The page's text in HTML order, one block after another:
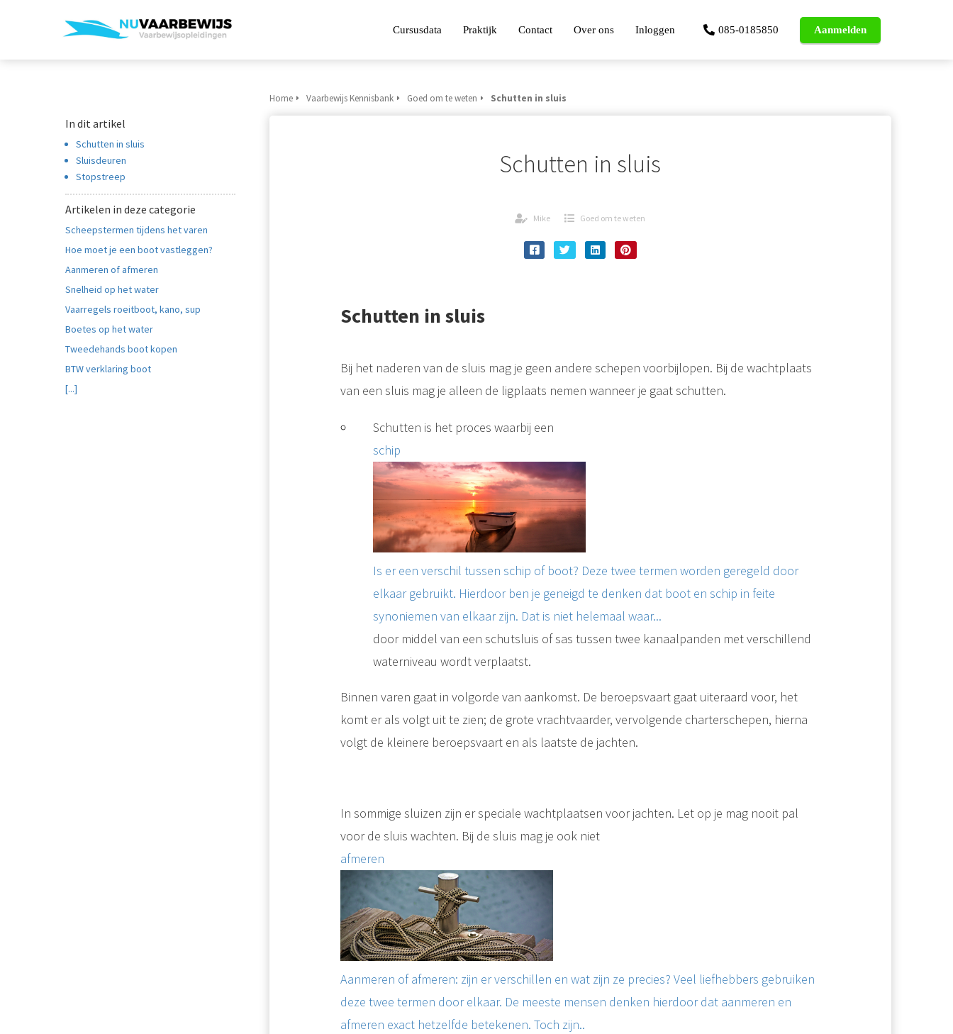
Cursusdata Praktijk Contact Over ons Inloggen 085-0185850 Aanmelden
In dit artikel
Schutten in sluis
Sluisdeuren
Stopstreep
Artikelen in deze categorie
Scheepstermen tijdens het varen
Hoe moet je een boot vastleggen?
Aanmeren of afmeren
Snelheid op het water
Vaarregels roeitboot, kano, sup
Boetes op het water
Tweedehands boot kopen
BTW verklaring boot
[...]
Home Vaarbewijs Kennisbank Goed om te weten Schutten in sluis
Schutten in sluis
Mike Goed om te weten
Schutten in sluis
Bij het naderen van de sluis mag je geen andere schepen voorbijlopen. Bij de wachtplaats
van een sluis mag je alleen de ligplaats nemen wanneer je gaat schutten.
Schutten is het proces waarbij een
schip
Is er een verschil tussen schip of boot? Deze twee termen worden geregeld door
elkaar gebruikt. Hierdoor ben je geneigd te denken dat boot en schip in feite
synoniemen van elkaar zijn. Dat is niet helemaal waar...
door middel van een schutsluis of sas tussen twee kanaalpanden met verschillend
waterniveau wordt verplaatst.
Binnen varen gaat in volgorde van aankomst. De beroepsvaart gaat uiteraard voor, het
komt er als volgt uit te zien; de grote vrachtvaarder, vervolgende charterschepen, hierna
volgt de kleinere beroepsvaart en als laatste de jachten.
In sommige sluizen zijn er speciale wachtplaatsen voor jachten. Let op je mag nooit pal
voor de sluis wachten. Bij de sluis mag je ook niet
afmeren
Aanmeren of afmeren: zijn er verschillen en wat zijn ze precies? Veel liefhebbers gebruiken
deze twee termen door elkaar. De meeste mensen denken hierdoor dat aanmeren en
afmeren exact hetzelfde betekenen. Toch zijn..